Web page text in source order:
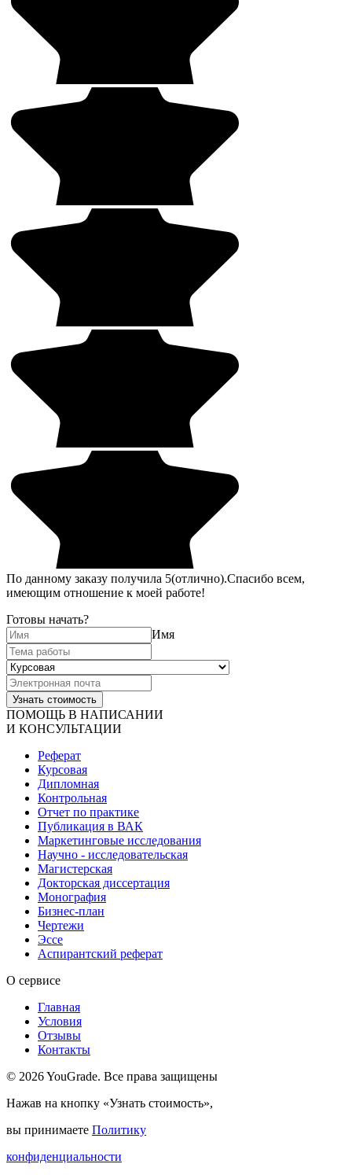
По данному заказу получила 5(отлично).Спасибо всем,
имеющим отношение к моей работе!
Готовы начать?
Имя
ПОМОЩЬ В НАПИСАНИИ
И КОНСУЛЬТАЦИИ
Реферат
Курсовая
Дипломная
Контрольная
Отчет по практике
Публикация в ВАК
Маркетинговые исследования
Научно - исследовательская
Магистерская
Докторская диссертация
Монография
Бизнес-план
Чертежи
Эссе
Аспирантский реферат
О сервисе
Главная
Условия
Отзывы
Контакты
© 2026 YouGrade. Все права защищены
Нажав на кнопку «Узнать стоимость»,
вы принимаете Политику
конфиденциальности